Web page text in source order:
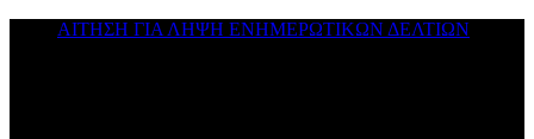
ΑΙΤΗΣΗ ΓΙΑ ΛΗΨΗ ΕΝΗΜΕΡΩΤΙΚΩΝ ΔΕΛΤΙΩΝ